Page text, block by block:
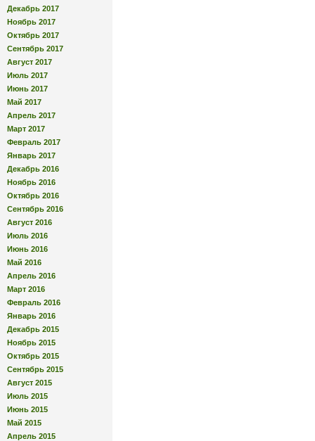
Декабрь 2017
Ноябрь 2017
Октябрь 2017
Сентябрь 2017
Август 2017
Июль 2017
Июнь 2017
Май 2017
Апрель 2017
Март 2017
Февраль 2017
Январь 2017
Декабрь 2016
Ноябрь 2016
Октябрь 2016
Сентябрь 2016
Август 2016
Июль 2016
Июнь 2016
Май 2016
Апрель 2016
Март 2016
Февраль 2016
Январь 2016
Декабрь 2015
Ноябрь 2015
Октябрь 2015
Сентябрь 2015
Август 2015
Июль 2015
Июнь 2015
Май 2015
Апрель 2015